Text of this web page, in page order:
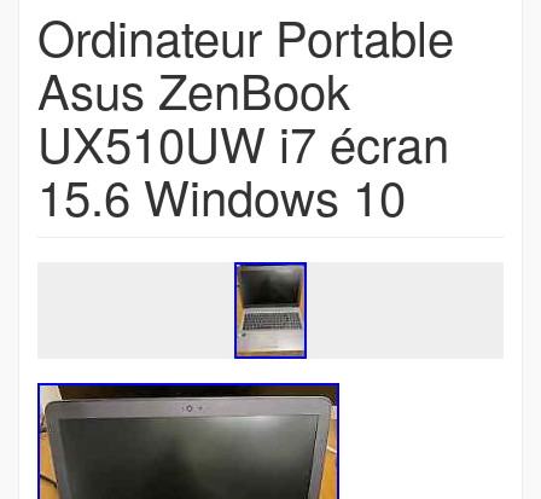
Ordinateur Portable
Asus ZenBook
UX510UW i7 écran
15.6 Windows 10